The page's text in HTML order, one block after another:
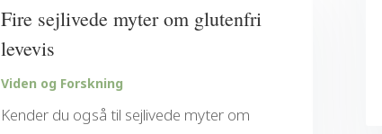
Fire sejlivede myter om glutenfri
levevis
Viden og Forskning
Kender du også til sejlivede myter om